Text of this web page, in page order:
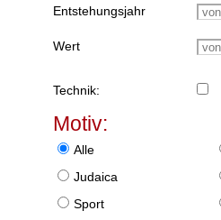
Entstehungsjahr
Wert
Technik:
Motiv:
Alle
Judaica
Sport